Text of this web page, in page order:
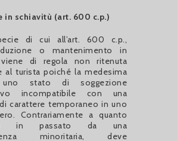
in schiavitù (art. 600 c.p.)
di cui all’art. 600 c.p.,
o mantenimento in
viene di regola non ritenuta
al turista poiché la medesima
uno stato di soggezione
incompatibile con una
carattere temporaneo in uno
Contrariamente a quanto
in passato da una
minoritaria, deve